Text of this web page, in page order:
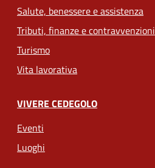
Salute, benessere e assistenza
Tributi, finanze e contravvenzioni
Turismo
Vita lavorativa
VIVERE CEDEGOLO
Eventi
Luoghi